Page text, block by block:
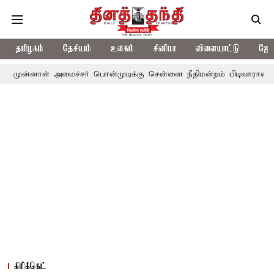
தமிழகம் தேசியம் உலகம் சினிமா விளையாட்டு
பொன்முடிக்கு சென்னை நீதிமன்றம் பிடிவாராண்ட்
கிரிக்கெட்